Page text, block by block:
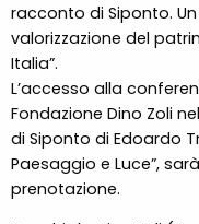
racconto di Siponto.
valorizzazione del
Italia”.
L’accesso alla
Fondazione Dino Zoli
di Siponto di Edoardo
Paesaggio e Luce”,
prenotazione.